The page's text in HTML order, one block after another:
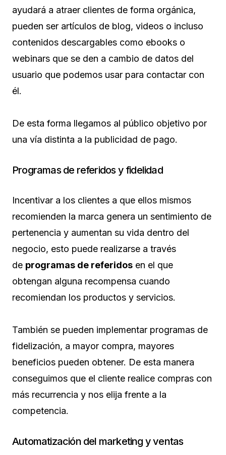
ayudará a atraer clientes de forma orgánica,
pueden ser artículos de blog, videos o incluso
contenidos descargables como ebooks o
webinars que se den a cambio de datos del
usuario que podemos usar para contactar con
él.
De esta forma llegamos al público objetivo por
una vía distinta a la publicidad de pago.
Programas de referidos y fidelidad
Incentivar a los clientes a que ellos mismos
recomienden la marca genera un sentimiento de
pertenencia y aumentan su vida dentro del
negocio, esto puede realizarse a través
de programas de referidos en el que
obtengan alguna recompensa cuando
recomiendan los productos y servicios.
También se pueden implementar programas de
fidelización, a mayor compra, mayores
beneficios pueden obtener. De esta manera
conseguimos que el cliente realice compras con
más recurrencia y nos elija frente a la
competencia.
Automatización del marketing y ventas